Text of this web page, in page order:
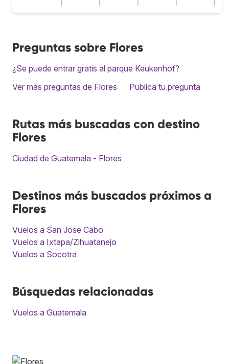
Preguntas sobre Flores
¿Se puede entrar gratis al parque Keukenhof?
Ver más preguntas de Flores
Publica tu pregunta
Rutas más buscadas con destino
Flores
Ciudad de Guatemala - Flores
Destinos más buscados próximos a
Flores
Vuelos a San Jose Cabo
Vuelos a Ixtapa/Zihuatanejo
Vuelos a Socotra
Búsquedas relacionadas
Vuelos a Guatemala